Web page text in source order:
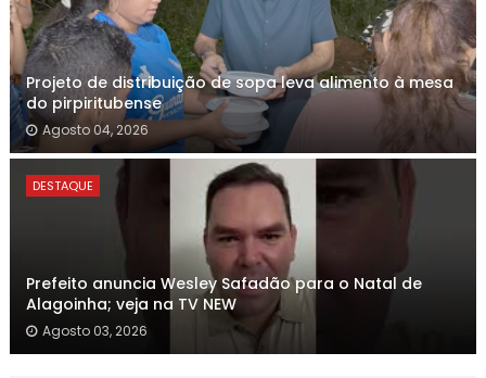
Projeto de distribuição de sopa leva alimento à mesa
do pirpiritubense
Agosto 04, 2026
DESTAQUE
Prefeito anuncia Wesley Safadão para o Natal de
Alagoinha; veja na TV NEW
Agosto 03, 2026